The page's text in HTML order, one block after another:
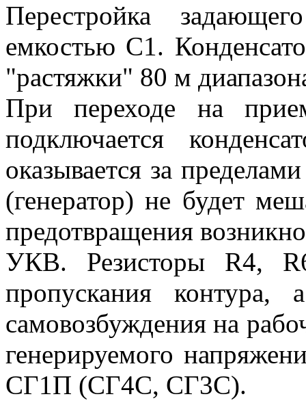
Перестройка
емкостью С1.
"растяжки" 80 м
При переходе на
подключается
оказывается за
(генератор) не будет
предотвращения
УКВ. Резисторы R4,
пропускания контура,
самовозбуждения на
генерируемого
СГ1П (СГ4С, СГ3С).